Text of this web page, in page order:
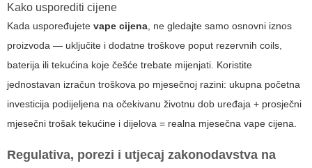
Kako usporediti cijene
Kada uspoređujete vape cijena , ne gledajte samo osnovni iznos
proizvoda — uključite i dodatne troškove poput rezervnih coils,
baterija ili tekućina koje češće trebate mijenjati. Koristite
jednostavan izračun troškova po mjesečnoj razini: ukupna početna
investicija podijeljena na očekivanu životnu dob uređaja + prosječni
mjesečni trošak tekućine i dijelova = realna mjesečna vape cijena
Regulativa, porezi i utjecaj zakonodavstva na